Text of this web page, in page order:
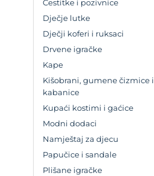
Čestitke i pozivnice
Dječje lutke
Dječji koferi i ruksaci
Drvene igračke
Kape
Kišobrani, gumene čizmice i
kabanice
Kupaći kostimi i gaćice
Modni dodaci
Namještaj za djecu
Papučice i sandale
Plišane igračke